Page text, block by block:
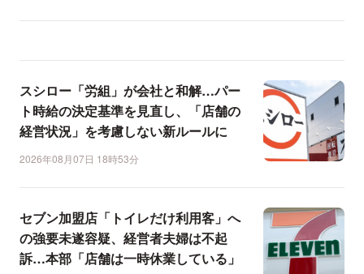
スシロー「労組」が会社と和解…パー
ト時給の決定基準を見直し、「店舗の
経営状況」を考慮しない新ルールに
2026年08月07日 18時53分
セブン加盟店「トイレだけ利用客」へ
の強要未遂容疑、経営者夫婦は不起
訴…本部「店舗は一時休業している」